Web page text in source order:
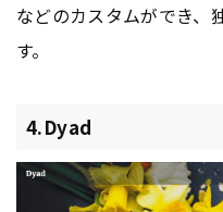
などのカスタムができ、
す。
4.Dyad